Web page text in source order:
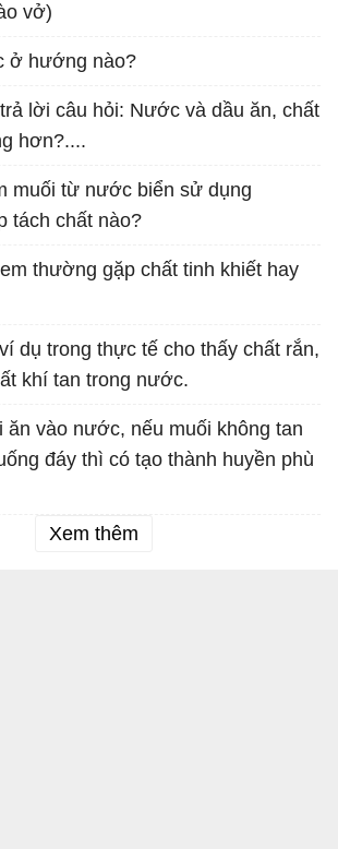
vở)
ở hướng nào?
lời câu hỏi: Nước và dầu ăn, chất
hơn?....
muối từ nước biển sử dụng
tách chất nào?
thường gặp chất tinh khiết hay
dụ trong thực tế cho thấy chất rắn,
khí tan trong nước.
ăn vào nước, nếu muối không tan
đáy thì có tạo thành huyền phù
Xem thêm